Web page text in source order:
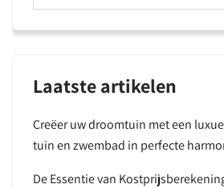
Laatste artikelen
Creëer uw droomtuin met een
tuin en zwembad in perfecte
De Essentie van